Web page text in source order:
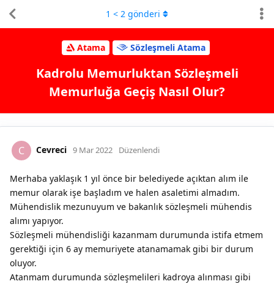
Atama Sözleşmeli Atama
Kadrolu Memurluktan Sözleşmeli
Memurluğa Geçiş Nasıl Olur?
1 < 2 gönderi
C Cevreci 9 Mar 2022 Düzenlendi
Merhaba yaklaşık 1 yıl önce bir belediyede açıktan alım ile
memur olarak işe başladım ve halen asaletimi almadım.
Mühendislik mezunuyum ve bakanlık sözleşmeli mühendis
alımı yapıyor.
Sözleşmeli mühendisliği kazanmam durumunda istifa etmem
gerektiği için 6 ay memuriyete atanamamak gibi bir durum
oluyor.
Atanmam durumunda sözleşmelileri kadroya alınması gibi